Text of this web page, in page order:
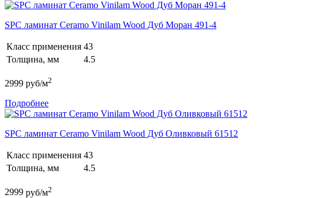
SPC ламинат Ceramo Vinilam Wood Дуб Моран 491-4
Класс применения 43
Толщина, мм
4.5
2999 руб/м2
Подробнее
SPC ламинат Ceramo Vinilam Wood Дуб Оливковый 61512
Класс применения 43
Толщина, мм
4.5
2999 руб/м2